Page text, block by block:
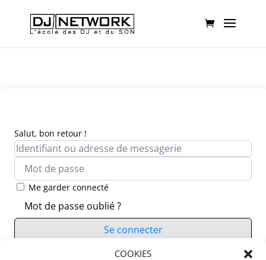
COOKIES
Salut, bon retour !
Me garder connecté
Mot de passe oublié ?
Se connecter
Vous n’avez pas de compte ?